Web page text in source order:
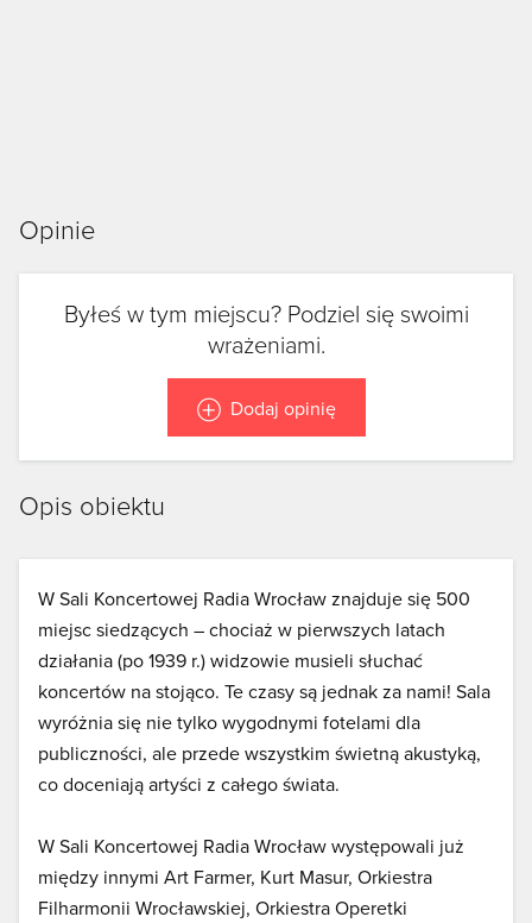
Opinie
Byłeś w tym miejscu? Podziel się swoimi
wrażeniami.
Dodaj opinię
Opis obiektu
W Sali Koncertowej Radia Wrocław znajduje się 500
miejsc siedzących – chociaż w pierwszych latach
działania (po 1939 r.) widzowie musieli słuchać
koncertów na stojąco. Te czasy są jednak za nami! Sala
wyróżnia się nie tylko wygodnymi fotelami dla
publiczności, ale przede wszystkim świetną akustyką,
co doceniają artyści z całego świata.
W Sali Koncertowej Radia Wrocław występowali już
między innymi Art Farmer, Kurt Masur, Orkiestra
Filharmonii Wrocławskiej, Orkiestra Operetki